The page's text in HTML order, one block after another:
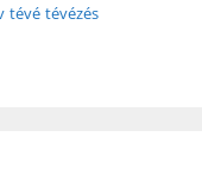
tévé tévézés